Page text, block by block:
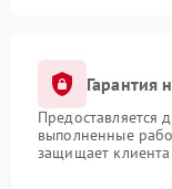
Гарантия
Предоставляется
выполненные
защищает